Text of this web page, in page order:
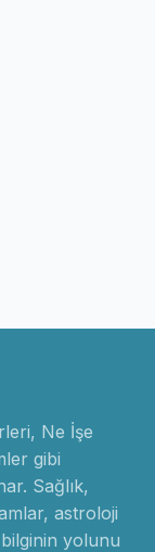
Ne İşe
gibi
Sağlık,
astroloji
yolunu